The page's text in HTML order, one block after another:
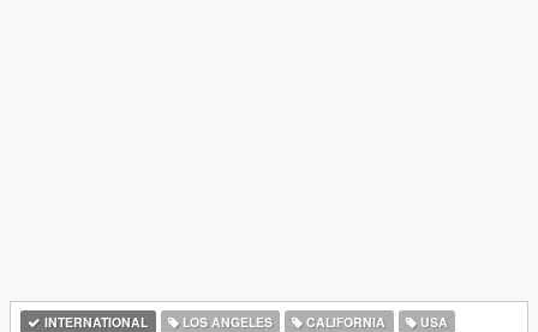
INTERNATIONAL LOS ANGELES CALIFORNIA
USA